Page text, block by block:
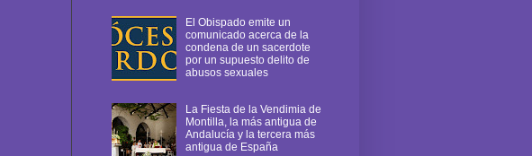
El Obispado emite un
comunicado acerca de la
condena de un sacerdote
por un supuesto delito de
abusos sexuales
La Fiesta de la Vendimia de
Montilla, la más antigua de
Andalucía y la tercera más
antigua de España